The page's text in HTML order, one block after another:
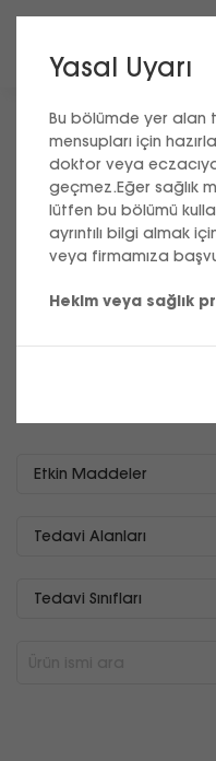
Ana Sayfa Ürün Portföyü
Reçeteli
İLKO İlaç ürün
aşağıda
olduğunu
Etkin Maddeler
Tedavi Alanları
Tedavi Sınıfları
Yasal Uyarı
Bu bölümde yer alan
mensupları için
doktor veya
geçmez.Eğer sağlık
lütfen bu bölümü
ayrıntılı bilgi almak
veya firmamıza
Hekim veya sağlık